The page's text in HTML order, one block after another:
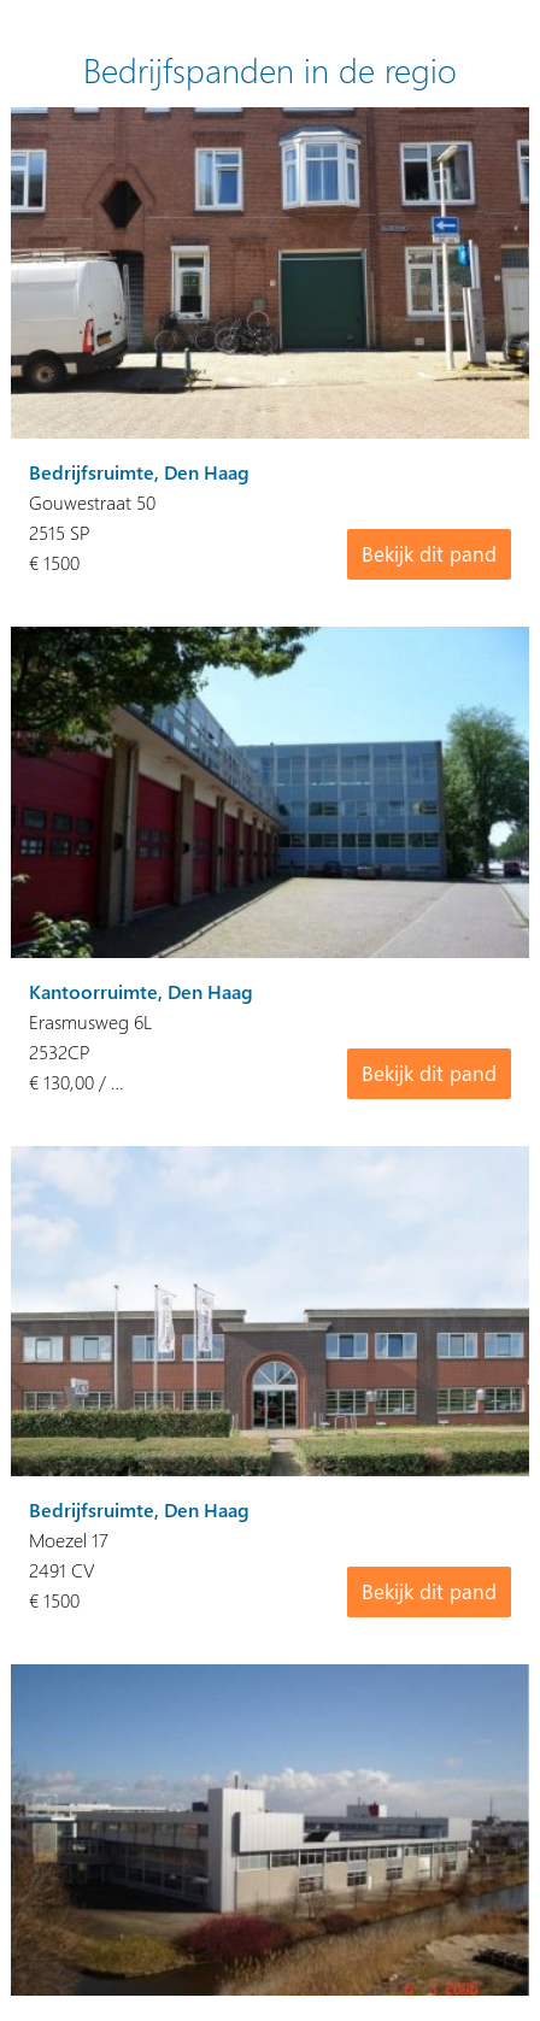
Bedrijfspanden in de regio
Bedrijfsruimte, Den Haag
Gouwestraat 50
Bekijk dit pand
2515 SP
€ 1500
Kantoorruimte, Den Haag
Erasmusweg 6L
Bekijk dit pand
2532CP
€ 130,00 / …
Bedrijfsruimte, Den Haag
Moezel 17
Bekijk dit pand
2491 CV
€ 1500